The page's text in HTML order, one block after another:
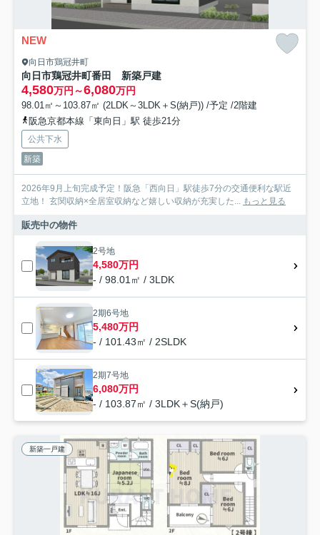
NEW
向日市鶏冠井町
向日市鶏冠井町番田 新築戸建
4,580万円～6,080万円
98.01㎡～103.87㎡ (2LDK～3LDK＋S(納戸)) /予定 /2階建
阪急京都本線「東向日」駅 徒歩21分
公共下水
新築
2026年9月上旬完成予定！阪急「西向日」駅徒歩7分の交通便利な駅近
立地！ 玄関収納×全居室収納など嬉しい収納が充実した... もっと見る
販売中の物件
2号地
4,580万円
- / 98.01㎡ / 3LDK
2期6号地
5,480万円
- / 101.43㎡ / 2SLDK
2期7号地
6,080万円
- / 103.87㎡ / 3LDK＋S(納戸)
新築一戸建